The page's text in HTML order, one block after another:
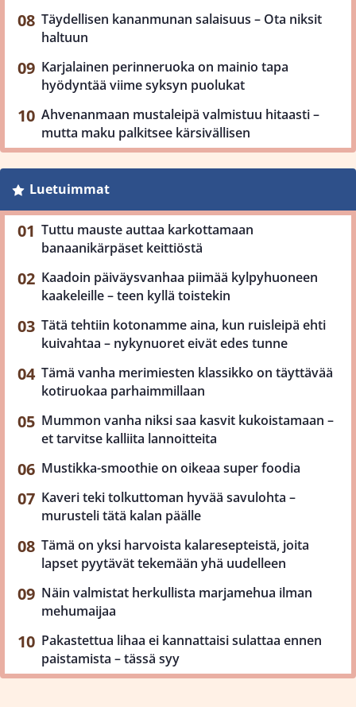
Täydellisen kananmunan salaisuus – Ota niksit
haltuun
Karjalainen perinneruoka on mainio tapa
hyödyntää viime syksyn puolukat
Ahvenanmaan mustaleipä valmistuu hitaasti –
mutta maku palkitsee kärsivällisen
Luetuimmat
Tuttu mauste auttaa karkottamaan
banaanikärpäset keittiöstä
Kaadoin päiväysvanhaa piimää kylpyhuoneen
kaakeleille – teen kyllä toistekin
Tätä tehtiin kotonamme aina, kun ruisleipä ehti
kuivahtaa – nykynuoret eivät edes tunne
Tämä vanha merimiesten klassikko on täyttävää
kotiruokaa parhaimmillaan
Mummon vanha niksi saa kasvit kukoistamaan –
et tarvitse kalliita lannoitteita
Mustikka-smoothie on oikeaa super foodia
Kaveri teki tolkuttoman hyvää savulohta –
murusteli tätä kalan päälle
Tämä on yksi harvoista kalaresepteistä, joita
lapset pyytävät tekemään yhä uudelleen
Näin valmistat herkullista marjamehua ilman
mehumaijaa
Pakastettua lihaa ei kannattaisi sulattaa ennen
paistamista – tässä syy